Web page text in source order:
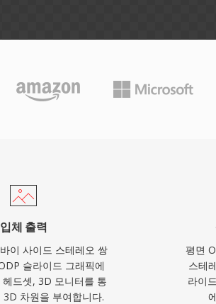
입체 출력
이 사이드 스테레오 쌍
슬라이드 그래픽에
헤드셋, 3D 모니터를 통
차원을 부여합니다.
평면
스테
라이